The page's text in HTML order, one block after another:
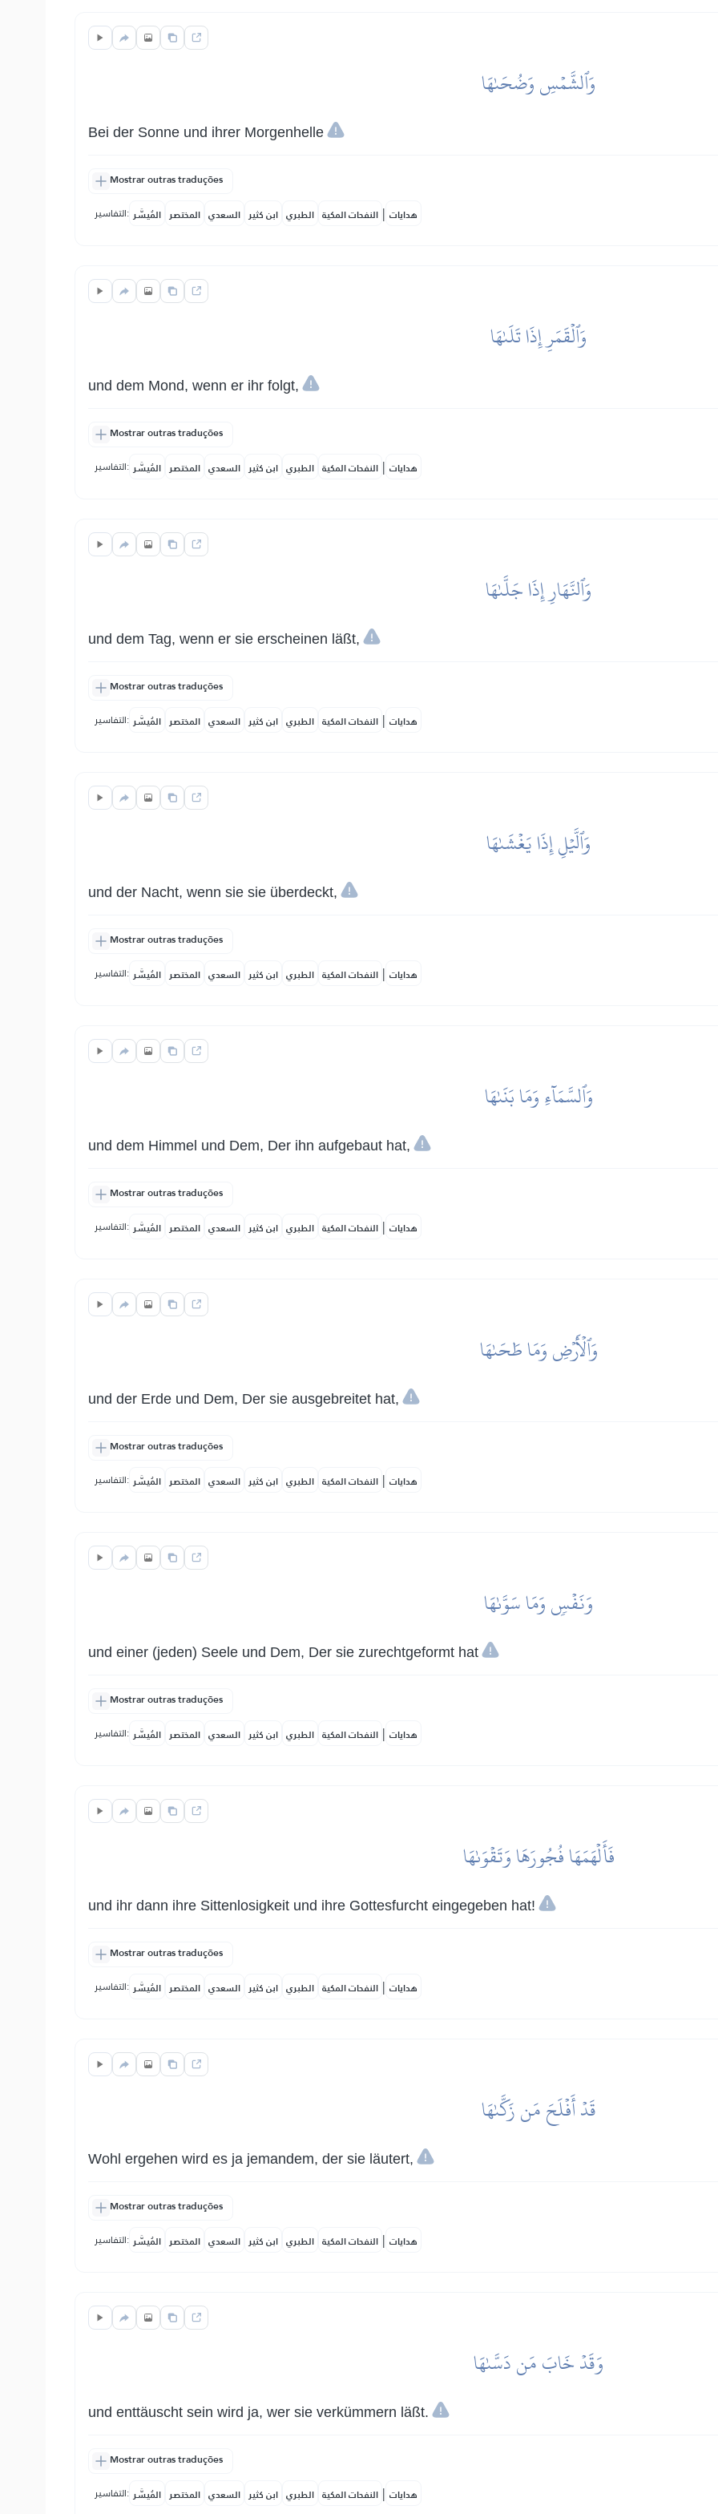
وَٱلشَّمۡسِ وَضُحَىٰهَا
Bei der Sonne und ihrer Morgenhelle
Mostrar outras traduções
التفاسير: المُيسَّر المختصر السعدي ابن كثير الطبري النفحات المكية | هدايات
وَٱلۡقَمَرِ إِذَا تَلَىٰهَا
und dem Mond, wenn er ihr folgt,
Mostrar outras traduções
التفاسير: المُيسَّر المختصر السعدي ابن كثير الطبري النفحات المكية | هدايات
وَٱلنَّهَارِ إِذَا جَلَّىٰهَا
und dem Tag, wenn er sie erscheinen läßt,
Mostrar outras traduções
التفاسير: المُيسَّر المختصر السعدي ابن كثير الطبري النفحات المكية | هدايات
وَٱلَّيۡلِ إِذَا يَغۡشَىٰهَا
und der Nacht, wenn sie sie überdeckt,
Mostrar outras traduções
التفاسير: المُيسَّر المختصر السعدي ابن كثير الطبري النفحات المكية | هدايات
وَٱلسَّمَآءِ وَمَا بَنَىٰهَا
und dem Himmel und Dem, Der ihn aufgebaut hat,
Mostrar outras traduções
التفاسير: المُيسَّر المختصر السعدي ابن كثير الطبري النفحات المكية | هدايات
وَٱلۡأَرۡضِ وَمَا طَحَىٰهَا
und der Erde und Dem, Der sie ausgebreitet hat,
Mostrar outras traduções
التفاسير: المُيسَّر المختصر السعدي ابن كثير الطبري النفحات المكية | هدايات
وَنَفۡسٖ وَمَا سَوَّىٰهَا
und einer (jeden) Seele und Dem, Der sie zurechtgeformt hat
Mostrar outras traduções
التفاسير: المُيسَّر المختصر السعدي ابن كثير الطبري النفحات المكية | هدايات
فَأَلۡهَمَهَا فُجُورَهَا وَتَقۡوَىٰهَا
und ihr dann ihre Sittenlosigkeit und ihre Gottesfurcht eingegeben hat!
Mostrar outras traduções
التفاسير: المُيسَّر المختصر السعدي ابن كثير الطبري النفحات المكية | هدايات
قَدۡ أَفۡلَحَ مَن زَكَّىٰهَا
Wohl ergehen wird es ja jemandem, der sie läutert,
Mostrar outras traduções
التفاسير: المُيسَّر المختصر السعدي ابن كثير الطبري النفحات المكية | هدايات
وَقَدۡ خَابَ مَن دَسَّىٰهَا
und enttäuscht sein wird ja, wer sie verkümmern läßt.
Mostrar outras traduções
التفاسير: المُيسَّر المختصر السعدي ابن كثير الطبري النفحات المكية | هدايات